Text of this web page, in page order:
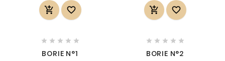
 
    
BORIE N°1
 
    
BORIE N°2